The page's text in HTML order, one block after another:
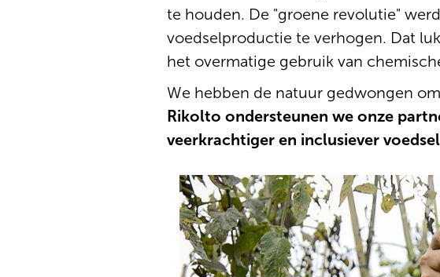
te houden. De "groene revolutie"
voedselproductie te verhogen. Dat
het overmatige gebruik van
We hebben de natuur gedwongen
Rikolto ondersteunen we onze
veerkrachtiger en inclusiever